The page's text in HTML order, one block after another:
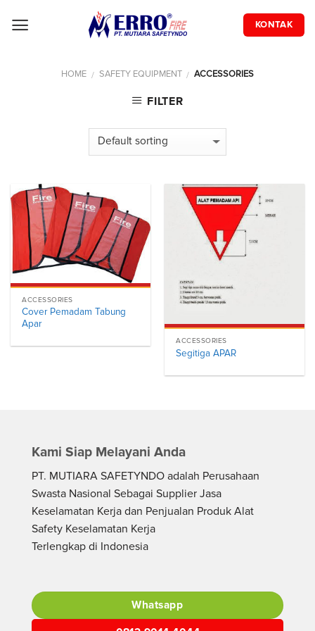
KONTAK
HOME / SAFETY EQUIPMENT / ACCESSORIES
FILTER
ACCESSORIES
Cover Pemadam Tabung
Apar
ACCESSORIES
Segitiga APAR
Kami Siap Melayani Anda
PT. MUTIARA SAFETYNDO adalah Perusahaan
Swasta Nasional Sebagai Supplier Jasa
Keselamatan Kerja dan Penjualan Produk Alat
Safety Keselamatan Kerja
Terlengkap di Indonesia
Whatsapp